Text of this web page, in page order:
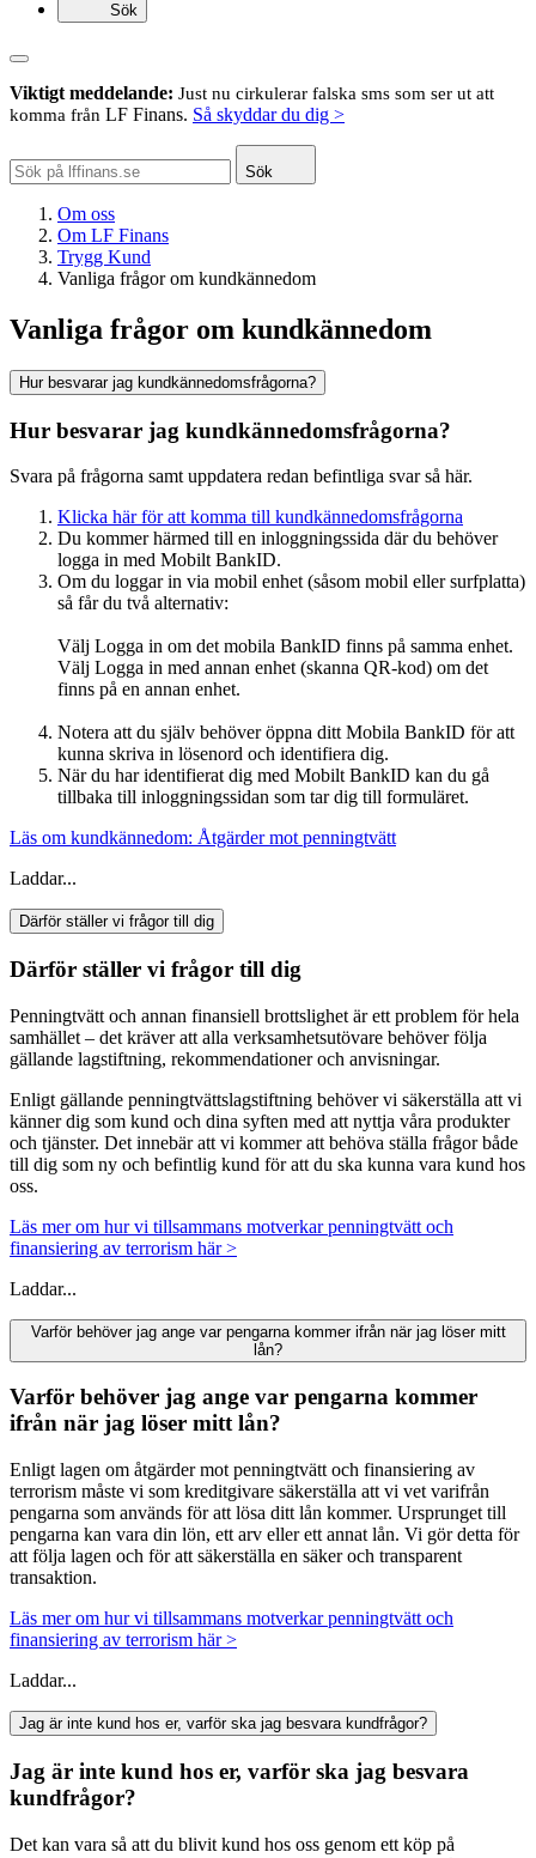
Sök
Viktigt meddelande: Just nu cirkulerar falska sms som ser ut att
komma från LF Finans. Så skyddar du dig >
Sök
Om oss
Om LF Finans
Trygg Kund
Vanliga frågor om kundkännedom
Vanliga frågor om kundkännedom
Hur besvarar jag kundkännedomsfrågorna?
Hur besvarar jag kundkännedomsfrågorna?
Svara på frågorna samt uppdatera redan befintliga svar så här.
Klicka här för att komma till kundkännedomsfrågorna
Du kommer härmed till en inloggningssida där du behöver
logga in med Mobilt BankID.
Om du loggar in via mobil enhet (såsom mobil eller surfplatta)
så får du två alternativ:
Välj Logga in om det mobila BankID finns på samma enhet.
Välj Logga in med annan enhet (skanna QR-kod) om det
finns på en annan enhet.
Notera att du själv behöver öppna ditt Mobila BankID för att
kunna skriva in lösenord och identifiera dig.
När du har identifierat dig med Mobilt BankID kan du gå
tillbaka till inloggningssidan som tar dig till formuläret.
Läs om kundkännedom: Åtgärder mot penningtvätt
Laddar...
Därför ställer vi frågor till dig
Därför ställer vi frågor till dig
Penningtvätt och annan finansiell brottslighet är ett problem för hela
samhället – det kräver att alla verksamhetsutövare behöver följa
gällande lagstiftning, rekommendationer och anvisningar.
Enligt gällande penningtvättslagstiftning behöver vi säkerställa att vi
känner dig som kund och dina syften med att nyttja våra produkter
och tjänster. Det innebär att vi kommer att behöva ställa frågor både
till dig som ny och befintlig kund för att du ska kunna vara kund hos
oss.
Läs mer om hur vi tillsammans motverkar penningtvätt och
finansiering av terrorism här >
Laddar...
Varför behöver jag ange var pengarna kommer ifrån när jag löser mitt
lån?
Varför behöver jag ange var pengarna kommer
ifrån när jag löser mitt lån?
Enligt lagen om åtgärder mot penningtvätt och finansiering av
terrorism måste vi som kreditgivare säkerställa att vi vet varifrån
pengarna som används för att lösa ditt lån kommer. Ursprunget till
pengarna kan vara din lön, ett arv eller ett annat lån. Vi gör detta för
att följa lagen och för att säkerställa en säker och transparent
transaktion.
Läs mer om hur vi tillsammans motverkar penningtvätt och
finansiering av terrorism här >
Laddar...
Jag är inte kund hos er, varför ska jag besvara kundfrågor?
Jag är inte kund hos er, varför ska jag besvara
kundfrågor?
Det kan vara så att du blivit kund hos oss genom ett köp på